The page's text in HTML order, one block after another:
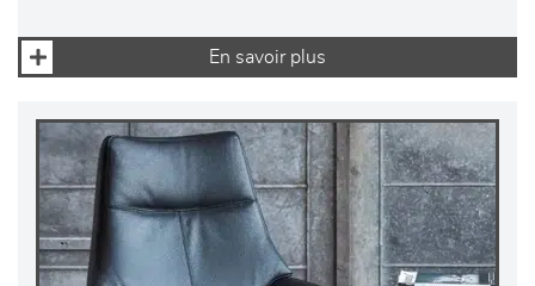
En savoir plus